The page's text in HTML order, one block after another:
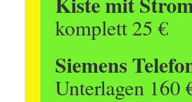
komplett 25 €
Siemens
Unterlagen 160